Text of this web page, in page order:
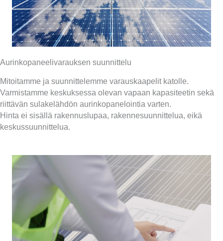
Aurinkopaneelivarauksen suunnittelu
Mitoitamme ja suunnittelemme varauskaapelit katolle.
Varmistamme keskuksessa olevan vapaan kapasiteetin sekä
riittävän sulakelähdön aurinkopanelointia varten.
Hinta ei sisällä rakennuslupaa, rakennesuunnittelua, eikä
keskussuunnittelua.